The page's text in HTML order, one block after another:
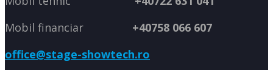
Mobil financiar +40758 066 607
office@stage-showtech.ro